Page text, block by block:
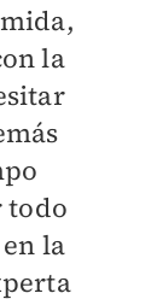
la
todo
la